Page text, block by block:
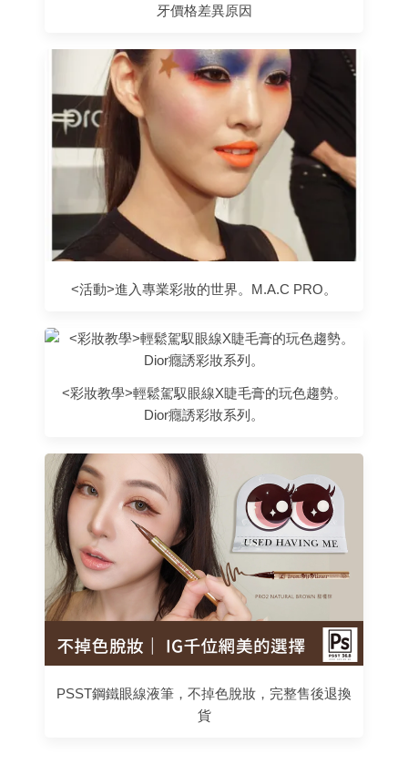
牙價格差異原因
<活動>進入專業彩妝的世界。M.A.C PRO。
<彩妝教學>輕鬆駕馭眼線X睫毛膏的玩色趨勢。
Dior癮誘彩妝系列。
PSST鋼鐵眼線液筆，不掉色脫妝，完整售後退換
貨